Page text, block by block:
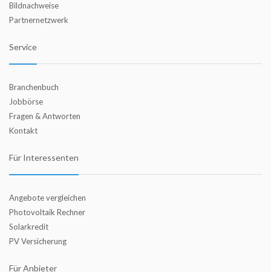
Bildnachweise
Partnernetzwerk
Service
Branchenbuch
Jobbörse
Fragen & Antworten
Kontakt
Für Interessenten
Angebote vergleichen
Photovoltaik Rechner
Solarkredit
PV Versicherung
Für Anbieter